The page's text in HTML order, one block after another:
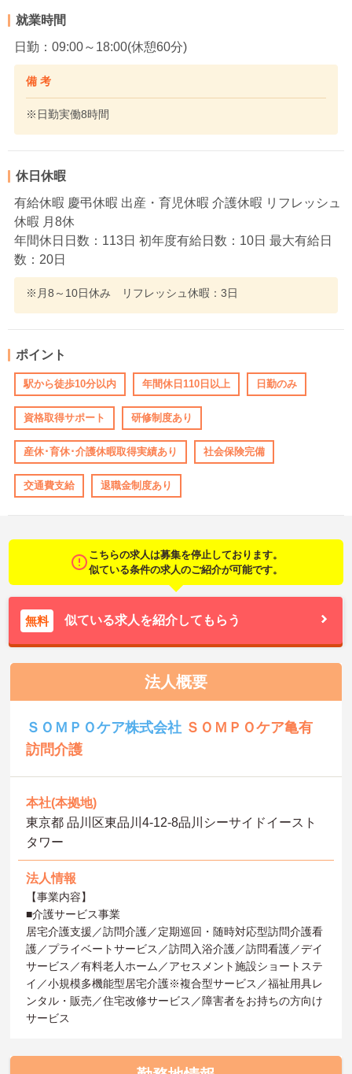
就業時間
日勤：09:00～18:00(休憩60分)
備 考
※日勤実働8時間
休日休暇
有給休暇 慶弔休暇 出産・育児休暇 介護休暇 リフレッシュ
休暇 月8休
年間休日日数：113日 初年度有給日数：10日 最大有給日
数：20日
※月8～10日休み リフレッシュ休暇：3日
ポイント
駅から徒歩10分以内 年間休日110日以上 日勤のみ
資格取得サポート 研修制度あり
産休･育休･介護休暇取得実績あり 社会保険完備
交通費支給 退職金制度あり
こちらの求人は募集を停止しております。
似ている条件の求人のご紹介が可能です。
無料 似ている求人を紹介してもらう
法人概要
ＳＯＭＰＯケア株式会社 ＳＯＭＰＯケア亀有
訪問介護
本社(本拠地)
東京都 品川区東品川4-12-8品川シーサイドイースト
タワー
法人情報
【事業内容】
■介護サービス事業
居宅介護支援／訪問介護／定期巡回・随時対応型訪問介護看
護／プライベートサービス／訪問入浴介護／訪問看護／デイ
サービス／有料老人ホーム／アセスメント施設ショートステ
イ／小規模多機能型居宅介護※複合型サービス／福祉用具レ
ンタル・販売／住宅改修サービス／障害者をお持ちの方向け
サービス